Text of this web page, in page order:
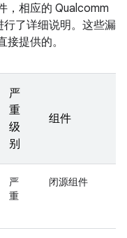
，相应的 Qualcomm
了详细说明。这些漏
提供的。
严
重
级
别
组件
严
重
闭源组件